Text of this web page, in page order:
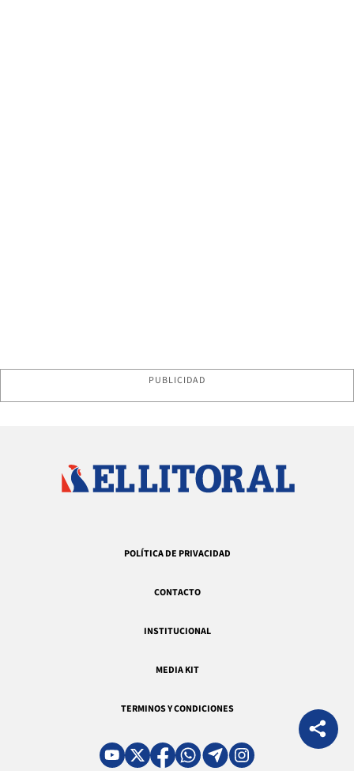
PUBLICIDAD
POLÍTICA DE PRIVACIDAD
CONTACTO
INSTITUCIONAL
MEDIA KIT
TERMINOS Y CONDICIONES